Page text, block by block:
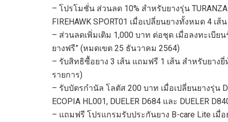
– โปรโมชั่น ส่วนลด 10% สำหรับยางรุ่น
FIREHAWK SPORT01 เมื่อเปลี่ยนยางทั้งหมด 4 เส้
– ส่วนลดเพิ่มเติม 1,000 บาท ต่อชุด เมื่อลงทะเบีย
ยางฟรี” (หมดเขต 25 ธันวาคม 2564)
– รับสิทธิซื้อยาง 3 เส้น แถมฟรี 1 เส้น สำหรับยางยี่
รายการ)
– รับบัตรกำนัล โลตัส 200 บาท เมื่อเปลี่ยนยางรุ่น
ECOPIA HL001, DUELER D684 และ DUELER
– แถมฟรี โปรแกรมรับประกันยาง B-care Lite เมื่อ